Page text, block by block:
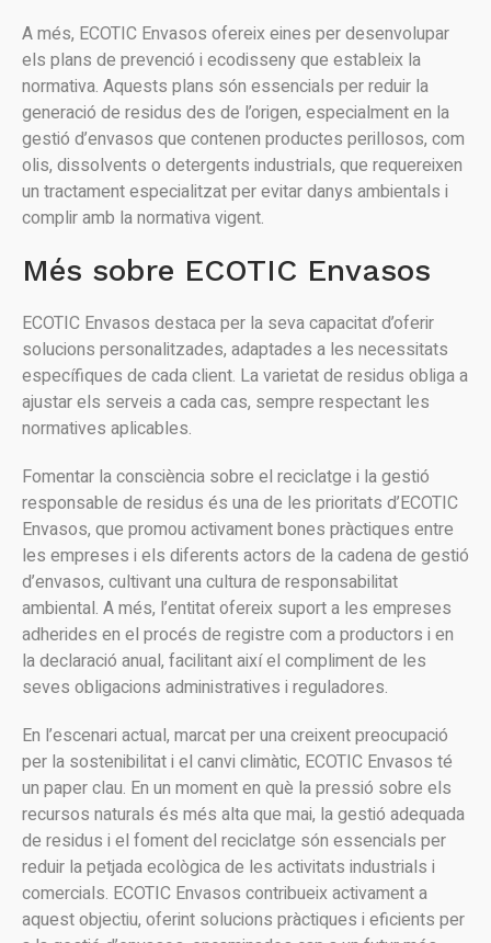
A més, ECOTIC Envasos ofereix eines per desenvolupar
els plans de prevenció i ecodisseny que estableix la
normativa. Aquests plans són essencials per reduir la
generació de residus des de l’origen, especialment en la
gestió d’envasos que contenen productes perillosos, com
olis, dissolvents o detergents industrials, que requereixen
un tractament especialitzat per evitar danys ambientals i
complir amb la normativa vigent.
Més sobre ECOTIC Envasos
ECOTIC Envasos destaca per la seva capacitat d’oferir
solucions personalitzades, adaptades a les necessitats
específiques de cada client. La varietat de residus obliga a
ajustar els serveis a cada cas, sempre respectant les
normatives aplicables.
Fomentar la consciència sobre el reciclatge i la gestió
responsable de residus és una de les prioritats d’ECOTIC
Envasos, que promou activament bones pràctiques entre
les empreses i els diferents actors de la cadena de gestió
d’envasos, cultivant una cultura de responsabilitat
ambiental. A més, l’entitat ofereix suport a les empreses
adherides en el procés de registre com a productors i en
la declaració anual, facilitant així el compliment de les
seves obligacions administratives i reguladores.
En l’escenari actual, marcat per una creixent preocupació
per la sostenibilitat i el canvi climàtic, ECOTIC Envasos té
un paper clau. En un moment en què la pressió sobre els
recursos naturals és més alta que mai, la gestió adequada
de residus i el foment del reciclatge són essencials per
reduir la petjada ecològica de les activitats industrials i
comercials. ECOTIC Envasos contribueix activament a
aquest objectiu, oferint solucions pràctiques i eficients per